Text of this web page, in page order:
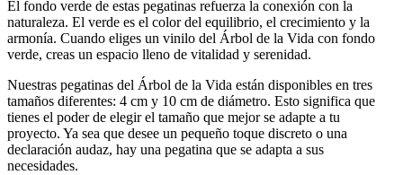
El fondo verde de estas pegatinas refuerza la conexión con la
naturaleza. El verde es el color del equilibrio, el crecimiento y la
armonía. Cuando eliges un vinilo del Árbol de la Vida con fondo
verde, creas un espacio lleno de vitalidad y serenidad.
Nuestras pegatinas del Árbol de la Vida están disponibles en tres
tamaños diferentes: 4 cm y 10 cm de diámetro. Esto significa que
tienes el poder de elegir el tamaño que mejor se adapte a tu
proyecto. Ya sea que desee un pequeño toque discreto o una
declaración audaz, hay una pegatina que se adapta a sus
necesidades.